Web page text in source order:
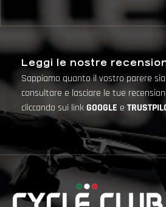
Leggi le nostre
Sappiamo quanto il vostro parere
consultare e lasciare le tue
cliccando sui linkGOOGLE e